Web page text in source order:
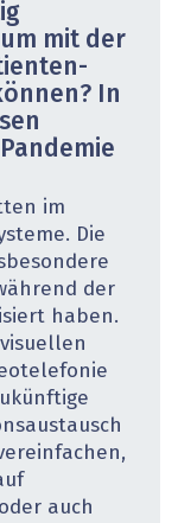
mit der
In
im
Die
der
haben.
auch